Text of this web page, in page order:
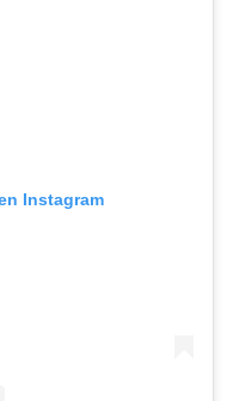
Instagram